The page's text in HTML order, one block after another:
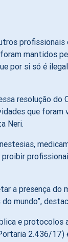
profissionais
mantidos
por si só é
resolução do
que foram
Neri.
a presença do
mundo”,
e
2.436/17)